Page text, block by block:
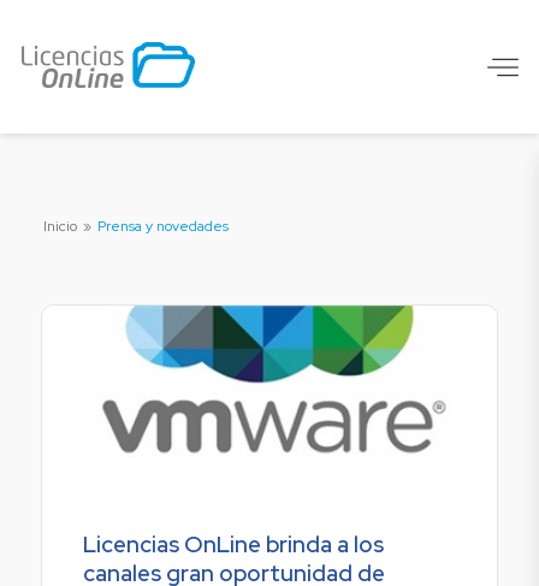
Inicio » Prensa y novedades
Licencias OnLine brinda a los
canales gran oportunidad de